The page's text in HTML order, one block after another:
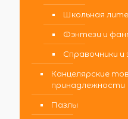
Школьная
Фэнтези и
Справочники и
Канцелярские
принадлежности
Пазлы